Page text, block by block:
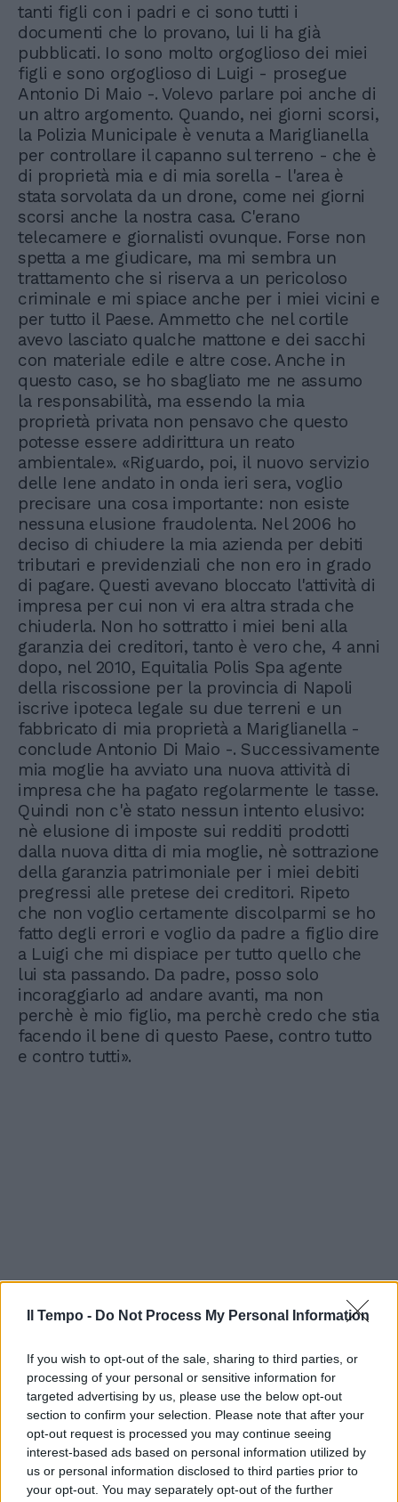
Il Tempo - Do Not Process My Personal Information
If you wish to opt-out of the sale, sharing to third parties, or
processing of your personal or sensitive information for
targeted advertising by us, please use the below opt-out
section to confirm your selection. Please note that after your
opt-out request is processed you may continue seeing
interest-based ads based on personal information utilized by
us or personal information disclosed to third parties prior to
your opt-out. You may separately opt-out of the further
tanti figli con i padri e ci sono tutti i
documenti che lo provano, lui li ha già
pubblicati. Io sono molto orgoglioso dei miei
figli e sono orgoglioso di Luigi - prosegue
Antonio Di Maio -. Volevo parlare poi anche di
un altro argomento. Quando, nei giorni scorsi,
la Polizia Municipale è venuta a Mariglianella
per controllare il capanno sul terreno - che è
di proprietà mia e di mia sorella - l'area è
stata sorvolata da un drone, come nei giorni
scorsi anche la nostra casa. C'erano
telecamere e giornalisti ovunque. Forse non
spetta a me giudicare, ma mi sembra un
trattamento che si riserva a un pericoloso
criminale e mi spiace anche per i miei vicini e
per tutto il Paese. Ammetto che nel cortile
avevo lasciato qualche mattone e dei sacchi
con materiale edile e altre cose. Anche in
questo caso, se ho sbagliato me ne assumo
la responsabilità, ma essendo la mia
proprietà privata non pensavo che questo
potesse essere addirittura un reato
ambientale». «Riguardo, poi, il nuovo servizio
delle Iene andato in onda ieri sera, voglio
precisare una cosa importante: non esiste
nessuna elusione fraudolenta. Nel 2006 ho
deciso di chiudere la mia azienda per debiti
tributari e previdenziali che non ero in grado
di pagare. Questi avevano bloccato l'attività di
impresa per cui non vi era altra strada che
chiuderla. Non ho sottratto i miei beni alla
garanzia dei creditori, tanto è vero che, 4 anni
dopo, nel 2010, Equitalia Polis Spa agente
della riscossione per la provincia di Napoli
iscrive ipoteca legale su due terreni e un
fabbricato di mia proprietà a Mariglianella -
conclude Antonio Di Maio -. Successivamente
mia moglie ha avviato una nuova attività di
impresa che ha pagato regolarmente le tasse.
Quindi non c'è stato nessun intento elusivo:
nè elusione di imposte sui redditi prodotti
dalla nuova ditta di mia moglie, nè sottrazione
della garanzia patrimoniale per i miei debiti
pregressi alle pretese dei creditori. Ripeto
che non voglio certamente discolparmi se ho
fatto degli errori e voglio da padre a figlio dire
a Luigi che mi dispiace per tutto quello che
lui sta passando. Da padre, posso solo
incoraggiarlo ad andare avanti, ma non
perchè è mio figlio, ma perchè credo che stia
facendo il bene di questo Paese, contro tutto
e contro tutti».